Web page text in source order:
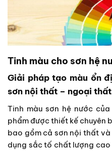
Tinh màu cho sơn hệ
Giải pháp tạo màu ổn
sơn nội thất – ngoại thất
Tinh màu sơn hệ nước
phẩm được thiết kế chuyên
bao gồm cả sơn nội thất
dụng sắc tố chất lượng